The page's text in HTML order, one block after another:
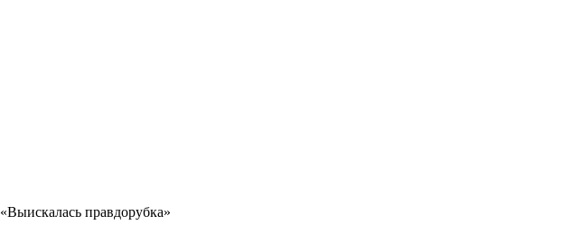
«Выискалась правдорубка»